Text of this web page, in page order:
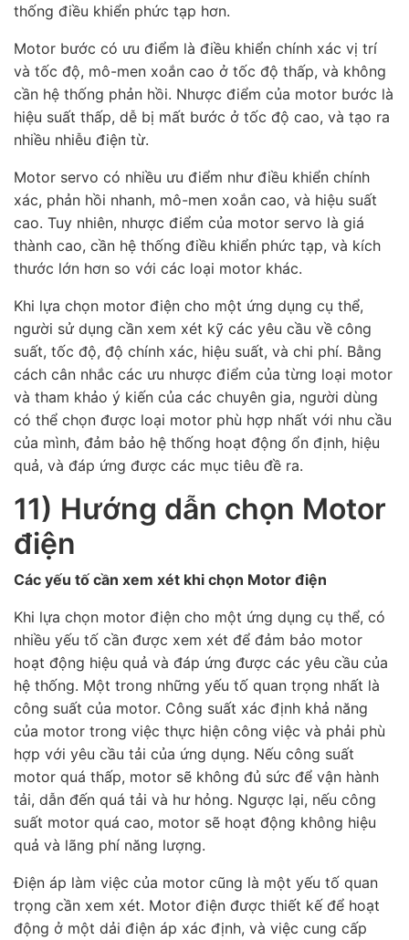
thống điều khiển phức tạp hơn.
Motor bước có ưu điểm là điều khiển chính xác vị trí
và tốc độ, mô-men xoắn cao ở tốc độ thấp, và không
cần hệ thống phản hồi. Nhược điểm của motor bước là
hiệu suất thấp, dễ bị mất bước ở tốc độ cao, và tạo ra
nhiều nhiễu điện từ.
Motor servo có nhiều ưu điểm như điều khiển chính
xác, phản hồi nhanh, mô-men xoắn cao, và hiệu suất
cao. Tuy nhiên, nhược điểm của motor servo là giá
thành cao, cần hệ thống điều khiển phức tạp, và kích
thước lớn hơn so với các loại motor khác.
Khi lựa chọn motor điện cho một ứng dụng cụ thể,
người sử dụng cần xem xét kỹ các yêu cầu về công
suất, tốc độ, độ chính xác, hiệu suất, và chi phí. Bằng
cách cân nhắc các ưu nhược điểm của từng loại motor
và tham khảo ý kiến của các chuyên gia, người dùng
có thể chọn được loại motor phù hợp nhất với nhu cầu
của mình, đảm bảo hệ thống hoạt động ổn định, hiệu
quả, và đáp ứng được các mục tiêu đề ra.
11) Hướng dẫn chọn Motor
điện
Các yếu tố cần xem xét khi chọn Motor điện
Khi lựa chọn motor điện cho một ứng dụng cụ thể, có
nhiều yếu tố cần được xem xét để đảm bảo motor
hoạt động hiệu quả và đáp ứng được các yêu cầu của
hệ thống. Một trong những yếu tố quan trọng nhất là
công suất của motor. Công suất xác định khả năng
của motor trong việc thực hiện công việc và phải phù
hợp với yêu cầu tải của ứng dụng. Nếu công suất
motor quá thấp, motor sẽ không đủ sức để vận hành
tải, dẫn đến quá tải và hư hỏng. Ngược lại, nếu công
suất motor quá cao, motor sẽ hoạt động không hiệu
quả và lãng phí năng lượng.
Điện áp làm việc của motor cũng là một yếu tố quan
trọng cần xem xét. Motor điện được thiết kế để hoạt
động ở một dải điện áp xác định, và việc cung cấp